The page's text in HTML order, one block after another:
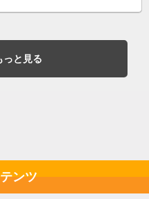
っと見る
ンツ